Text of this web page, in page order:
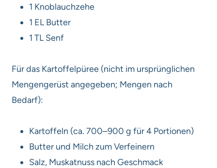
1 Knoblauchzehe
1 EL Butter
1 TL Senf
Für das Kartoffelpüree (nicht im ursprünglichen
Mengengerüst angegeben; Mengen nach
Bedarf):
Kartoffeln (ca. 700–900 g für 4 Portionen)
Butter und Milch zum Verfeinern
Salz, Muskatnuss nach Geschmack